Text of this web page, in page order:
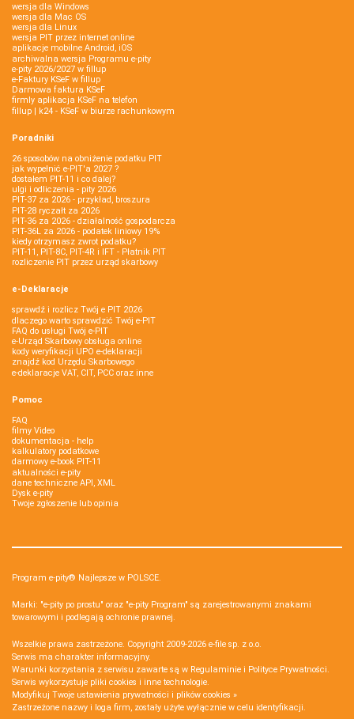
wersja dla Windows
wersja dla Mac OS
wersja dla Linux
wersja PIT przez internet online
aplikacje mobilne Android, iOS
archiwalna wersja Programu e-pity
e-pity 2026/2027 w fillup
e‑Faktury KSeF w fillup
Darmowa faktura KSeF
firmly aplikacja KSeF na telefon
fillup | k24 - KSeF w biurze rachunkowym
Poradniki
26 sposobów na obniżenie podatku PIT
jak wypełnić e-PIT'a 2027 ?
dostałem PIT-11 i co dalej?
ulgi i odliczenia - pity 2026
PIT-37 za 2026 - przykład, broszura
PIT-28 ryczałt za 2026
PIT-36 za 2026 - działalność gospodarcza
PIT-36L za 2026 - podatek liniowy 19%
kiedy otrzymasz zwrot podatku?
PIT-11, PIT-8C, PIT-4R i IFT - Płatnik PIT
rozliczenie PIT przez urząd skarbowy
e-Deklaracje
sprawdź i rozlicz Twój e PIT 2026
dlaczego warto sprawdzić Twój e-PIT
FAQ do usługi Twój e-PIT
e-Urząd Skarbowy obsługa online
kody weryfikacji UPO e-deklaracji
znajdź kod Urzędu Skarbowego
e-deklaracje VAT, CIT, PCC oraz inne
Pomoc
FAQ
filmy Video
dokumentacja - help
kalkulatory podatkowe
darmowy e-book PIT-11
aktualności e-pity
dane techniczne API, XML
Dysk e-pity
Twoje zgłoszenie lub opinia
Program e-pity® Najlepsze w POLSCE.
Marki: "e-pity po prostu" oraz "e-pity Program" są zarejestrowanymi znakami
towarowymi i podlegają ochronie prawnej.
Wszelkie prawa zastrzeżone. Copyright 2009-2026 e-file sp. z o.o.
Serwis ma charakter informacyjny.
Warunki korzystania z serwisu zawarte są w Regulaminie i Polityce Prywatności.
Serwis wykorzystuje pliki cookies i inne technologie.
Modyfikuj Twoje ustawienia prywatności i plików cookies »
Zastrzeżone nazwy i loga firm, zostały użyte wyłącznie w celu identyfikacji.